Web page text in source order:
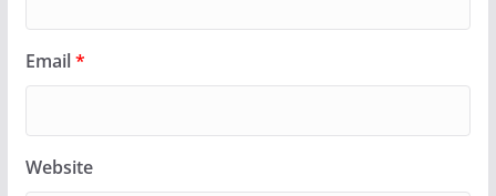
Email*
Website